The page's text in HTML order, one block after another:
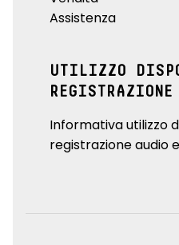
Assistenza
UTILIZZO
REGISTRAZIONE
Informativa utilizzo
registrazione audio